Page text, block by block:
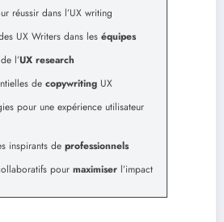
réussir dans l’UX writing
UX Writers dans les équipes
l’UX research
de copywriting UX
pour une expérience utilisateur
inspirants de professionnels
pour maximiser l’impact